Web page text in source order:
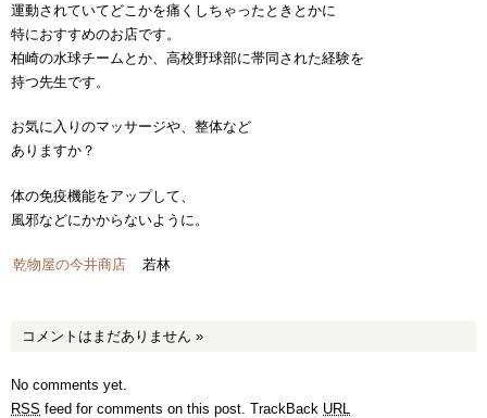
運動されていてどこかを痛くしちゃったときとかに
特におすすめのお店です。
柏崎の水球チームとか、高校野球部に帯同された経験を
持つ先生です。
お気に入りのマッサージや、整体など
ありますか？
体の免疫機能をアップして、
風邪などにかからないように。
乾物屋の今井商店 若林
コメントはまだありません »
No comments yet.
RSS feed for comments on this post. TrackBack URL